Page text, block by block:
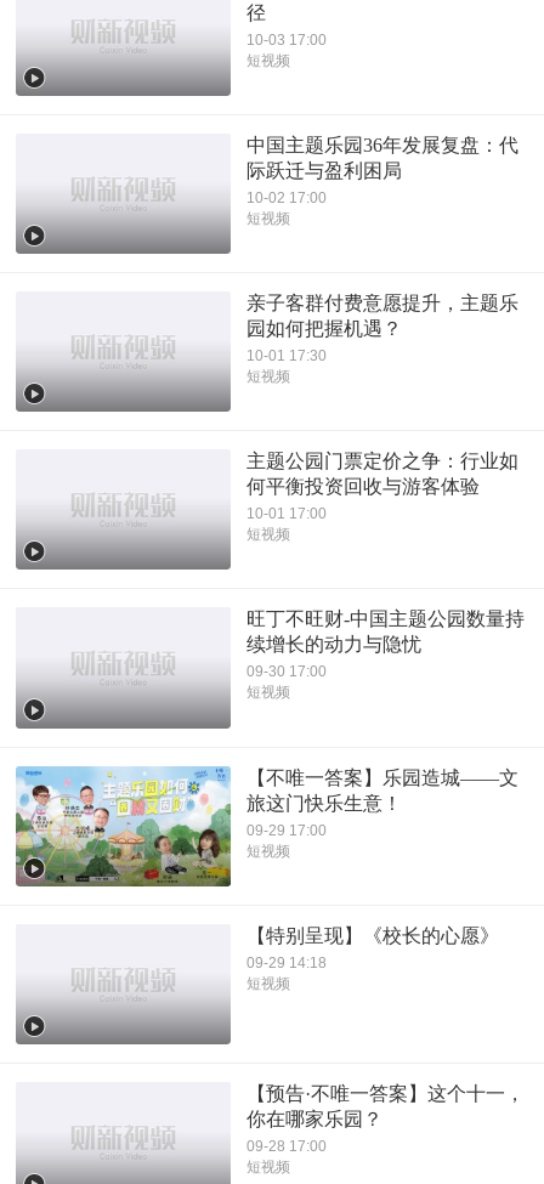
径
10-03 17:00
短视频
中国主题乐园36年发展复盘：代
际跃迁与盈利困局
10-02 17:00
短视频
亲子客群付费意愿提升，主题乐
园如何把握机遇？
10-01 17:30
短视频
主题公园门票定价之争：行业如
何平衡投资回收与游客体验
10-01 17:00
短视频
旺丁不旺财-中国主题公园数量持
续增长的动力与隐忧
09-30 17:00
短视频
【不唯一答案】乐园造城——文
旅这门快乐生意！
09-29 17:00
短视频
【特别呈现】《校长的心愿》
09-29 14:18
短视频
【预告·不唯一答案】这个十一，
你在哪家乐园？
09-28 17:00
短视频